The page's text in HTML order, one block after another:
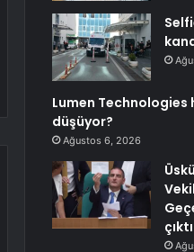
Lumen Technologies
düşüyor?
Ağustos 6, 2026
çıktı